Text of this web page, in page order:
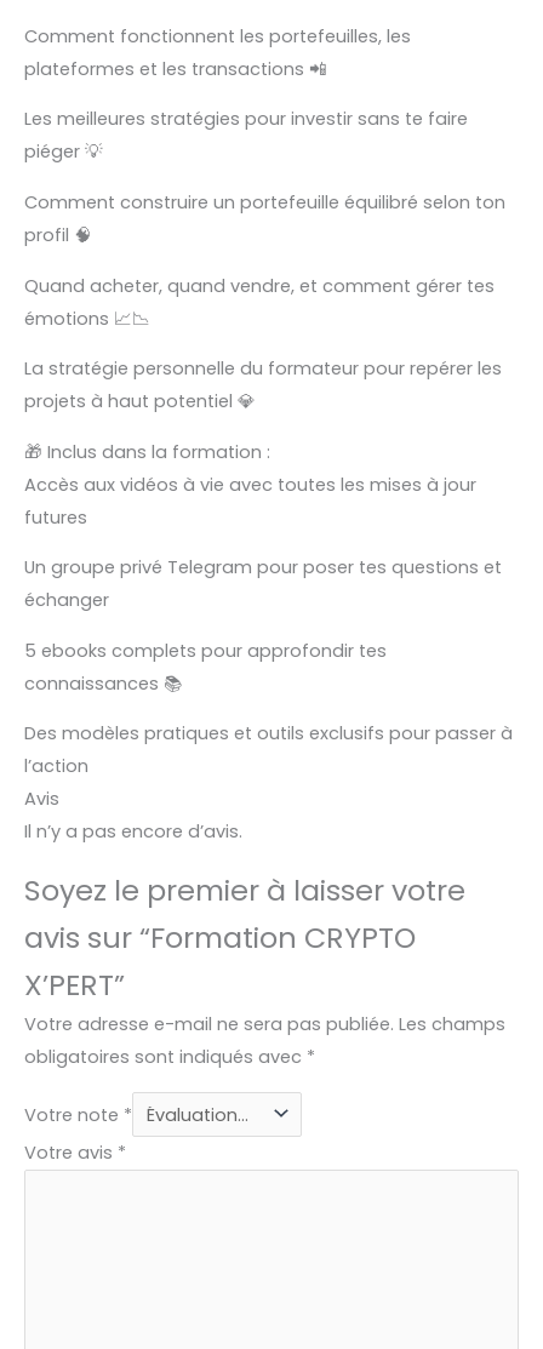
Comment fonctionnent les portefeuilles, les
plateformes et les transactions 📲
Les meilleures stratégies pour investir sans te faire
piéger 💡
Comment construire un portefeuille équilibré selon ton
profil 🧠
Quand acheter, quand vendre, et comment gérer tes
émotions 📈📉
La stratégie personnelle du formateur pour repérer les
projets à haut potentiel 💎
🎁 Inclus dans la formation :
Accès aux vidéos à vie avec toutes les mises à jour
futures
Un groupe privé Telegram pour poser tes questions et
échanger
5 ebooks complets pour approfondir tes
connaissances 📚
Des modèles pratiques et outils exclusifs pour passer à
l’action
Avis
Il n’y a pas encore d’avis.
Soyez le premier à laisser votre
avis sur “Formation CRYPTO
X’PERT”
Votre adresse e-mail ne sera pas publiée. Les champs
obligatoires sont indiqués avec *
Votre note *
Votre avis *